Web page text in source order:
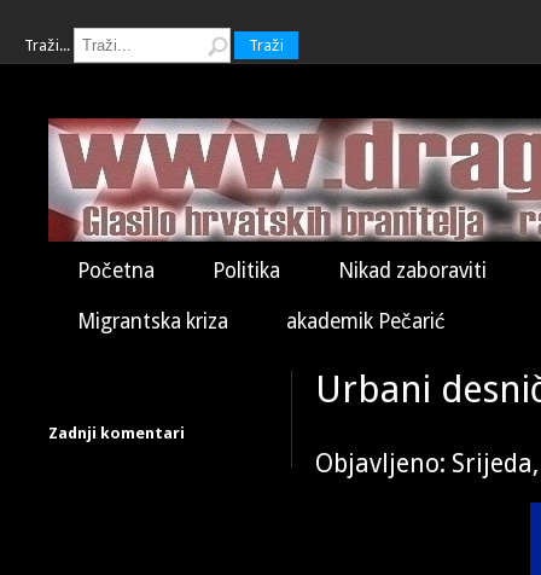
Traži... Traži
Početna Politika Nikad zaboraviti
Migrantska kriza akademik Pečarić
Zadnji komentari
Urbani
Objavljeno: